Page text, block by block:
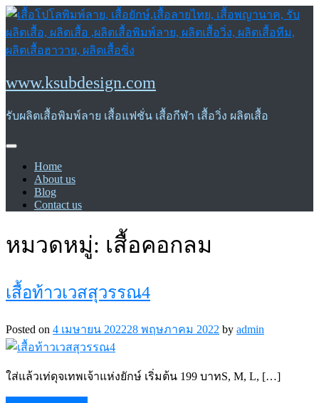
Skip
content
www.ksubdesign.com
รับผลิตเสื้อพิมพ์ลาย เสื้อแฟชั่น เสื้อกีฬา เสื้อวิ่ง ผลิตเสื้อ
Home
About us
Blog
Contact us
หมวดหมู่: เสื้อคอกลม
เสื้อท้าวเวสสุวรรณ4
Posted on 4 เมษายน 202228 พฤษภาคม 2022 by admin
ใส่แล้วเท่ดุจเทพเจ้าแห่งยักษ์ เริ่มต้น 199 บาทS, M, L, […]